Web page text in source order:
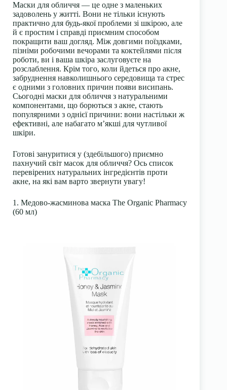
Маски для обличчя — це одне з маленьких
задоволень у житті. Вони не тільки існують
практично для будь-якої проблеми зі шкірою, але
й є простим і справді приємним способом
покращити ваш догляд. Між довгими поїздками,
пізніми робочими вечорами та коктейлями після
роботи, ви і ваша шкіра заслуговуєте на
розслаблення. Крім того, коли йдеться про акне,
забруднення навколишнього середовища та стрес
є одними з головних причин появи висипань.
Сьогодні маски для обличчя з натуральними
компонентами, що борються з акне, стають
популярними з однієї причини: вони настільки ж
ефективні, але набагато м’якші для чутливої
шкіри.
Готові зануритися у (здебільшого) приємно
пахнучий світ масок для обличчя? Ось список
перевірених натуральних інгредієнтів проти
акне, на які вам варто звернути увагу!
1. Медово-жасминова маска The Organic Pharmacy
(60 мл)